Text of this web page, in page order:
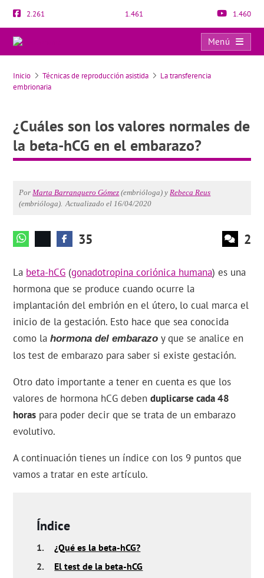
2.261 1.461 1.460
Menú
¿Cuáles son los valores normales de la beta-hCG en el embarazo?
Inicio Técnicas de reproducción asistida
La transferencia
embrionaria
¿Cuáles son los valores normales de
la beta-hCG en el embarazo?
PorMarta Barranquero Gómez (embrióloga) yRebeca Reus
(embrióloga). Actualizado el 16/04/2020
35 2
La beta-hCG (gonadotropina coriónica humana) es una
hormona que se produce cuando ocurre la
implantación del embrión en el útero, lo cual marca el
inicio de la gestación. Esto hace que sea conocida
como lahormona del embarazo y que se analice en
los test de embarazo para saber si existe gestación.
Otro dato importante a tener en cuenta es que los
valores de hormona hCG debenduplicarse cada 48
horas para poder decir que se trata de un embarazo
evolutivo.
A continuación tienes un índice con los 9 puntos que
vamos a tratar en este artículo.
Índice
1.
¿Qué es la beta-hCG?
2.
El test de la beta-hCG